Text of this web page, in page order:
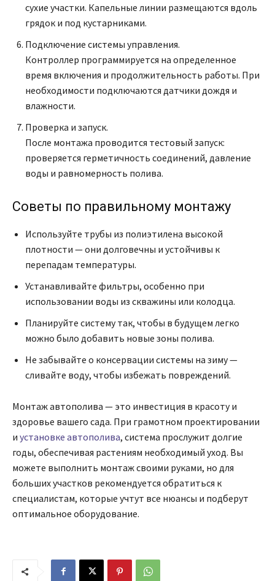
сухие участки. Капельные линии размещаются вдоль
грядок и под кустарниками.
Подключение системы управления.
Контроллер программируется на определенное
время включения и продолжительность работы. При
необходимости подключаются датчики дождя и
влажности.
Проверка и запуск.
После монтажа проводится тестовый запуск:
проверяется герметичность соединений, давление
воды и равномерность полива.
Советы по правильному монтажу
Используйте трубы из полиэтилена высокой
плотности — они долговечны и устойчивы к
перепадам температуры.
Устанавливайте фильтры, особенно при
использовании воды из скважины или колодца.
Планируйте систему так, чтобы в будущем легко
можно было добавить новые зоны полива.
Не забывайте о консервации системы на зиму —
сливайте воду, чтобы избежать повреждений.
Монтаж автополива — это инвестиция в красоту и
здоровье вашего сада. При грамотном проектировании
и установке автополива, система прослужит долгие
годы, обеспечивая растениям необходимый уход. Вы
можете выполнить монтаж своими руками, но для
больших участков рекомендуется обратиться к
специалистам, которые учтут все нюансы и подберут
оптимальное оборудование.